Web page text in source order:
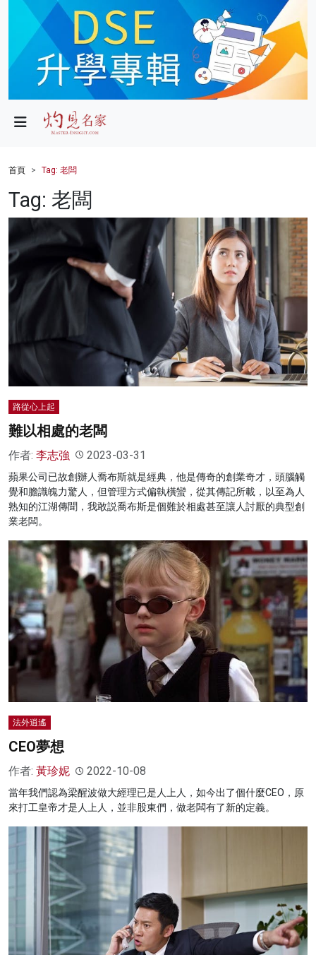
政局
財經
健康
商業
科技
影片
名家榜
灼見活動
首頁 Tag: 老闆
Tag: 老闆
路從心上起
難以相處的老闆
作者: 李志強 2023-03-31
蘋果公司已故創辦人喬布斯就是經典，他是傳奇的創業奇才，頭腦觸
覺和膽識魄力驚人，但管理方式偏執橫蠻，從其傳記所載，以至為人
熟知的江湖傳聞，我敢説喬布斯是個難於相處甚至讓人討厭的典型創
業老闆。
法外逍遙
CEO夢想
作者: 黃珍妮 2022-10-08
當年我們認為梁醒波做大經理已是人上人，如今出了個什麼CEO，原
來打工皇帝才是人上人，並非股東們，做老闆有了新的定義。